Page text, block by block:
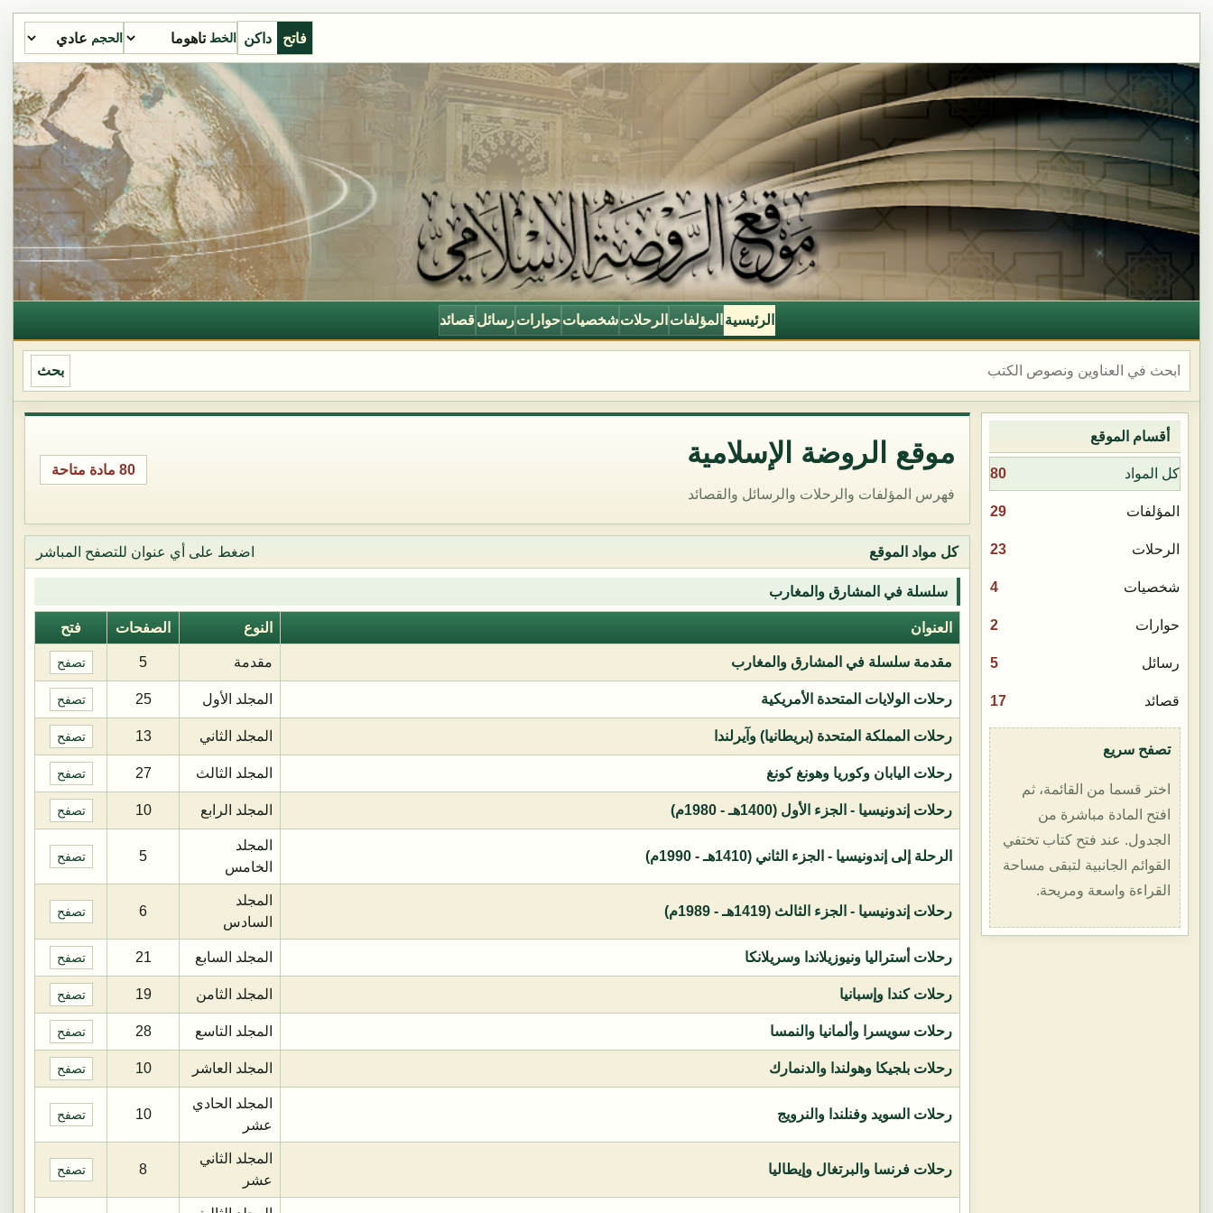
فاتح داكن الخط الحجم
الرئيسية المؤلفات الرحلات شخصيات حوارات رسائل قصائد
بحث
أقسام الموقع
كل المواد 80
المؤلفات 29
الرحلات 23
شخصيات 4
حوارات 2
رسائل 5
قصائد 17
تصفح سريع
اختر قسما من القائمة، ثم
افتح المادة مباشرة من
الجدول. عند فتح كتاب تختفي
القوائم الجانبية لتبقى مساحة
القراءة واسعة ومريحة.
موقع الروضة الإسلامية
فهرس المؤلفات والرحلات والرسائل والقصائد
80 مادة متاحة
كل مواد الموقع اضغط على أي عنوان للتصفح المباشر
سلسلة في المشارق والمغارب
العنوان النوع الصفحات فتح
مقدمة سلسلة في المشارق والمغارب مقدمة 5 تصفح
رحلات الولايات المتحدة الأمريكية المجلد الأول 25 تصفح
رحلات المملكة المتحدة (بريطانيا) وآيرلندا المجلد الثاني 13 تصفح
رحلات اليابان وكوريا وهونغ كونغ المجلد الثالث 27 تصفح
رحلات إندونيسيا - الجزء الأول (1400هـ - 1980م) المجلد الرابع 10 تصفح
الرحلة إلى إندونيسيا - الجزء الثاني (1410هـ - 1990م)
المجلد
الخامس
5 تصفح
رحلات إندونيسيا - الجزء الثالث (1419هـ - 1989م)
المجلد
السادس
6 تصفح
رحلات أستراليا ونيوزيلاندا وسريلانكا المجلد السابع 21 تصفح
رحلات كندا وإسبانيا المجلد الثامن 19 تصفح
رحلات سويسرا وألمانيا والنمسا المجلد التاسع 28 تصفح
رحلات بلجيكا وهولندا والدنمارك المجلد العاشر 10 تصفح
رحلات السويد وفنلندا والنرويج
المجلد الحادي
عشر
10 تصفح
رحلات فرنسا والبرتغال وإيطاليا
المجلد الثاني
عشر
8 تصفح